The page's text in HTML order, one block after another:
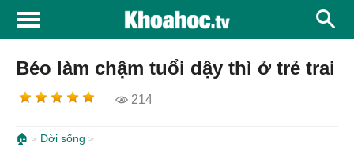
Béo làm chậm tuổi dậy thì ở trẻ trai
214
🏠 Đời sống